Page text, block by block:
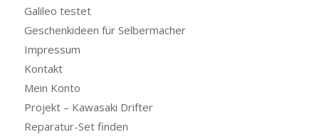
Galileo testet
Geschenkideen für Selbermacher
Impressum
Kontakt
Mein Konto
Projekt – Kawasaki Drifter
Reparatur-Set finden